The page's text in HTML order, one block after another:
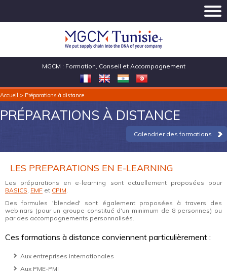
MGCM : Formation, Conseil et Accompagnement
Accueil > Préparations à distance
PRÉPARATIONS À DISTANCE
Calendrier des formations
LES PREPARATIONS EN E-LEARNING
Les préparations en e-learning sont actuellement proposées pour
BASICS, EMF et CPIM.
Des formules 'blended' sont également proposées à travers des
webinars (pour un groupe constitué d'un minimum de 8 personnes) ou
par des accompagnements personnalisés.
Ces formations à distance conviennent particulièrement :
Aux entreprises internationales
Aux PME-PMI